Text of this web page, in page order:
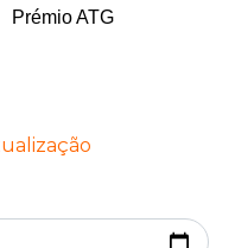
Prémio ATG